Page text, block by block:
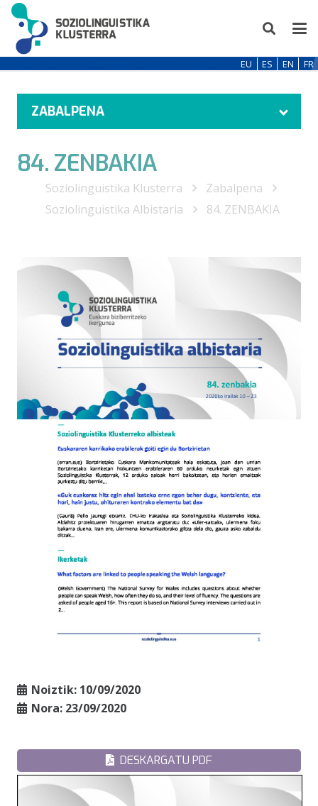
EU ES EN FR
ZABALPENA
84. ZENBAKIA
Soziolinguistika Klusterra
Zabalpena
Soziolinguistika Albistaria
84. ZENBAKIA
Noiztik: 10/09/2020
Nora: 23/09/2020
DESKARGATU PDF